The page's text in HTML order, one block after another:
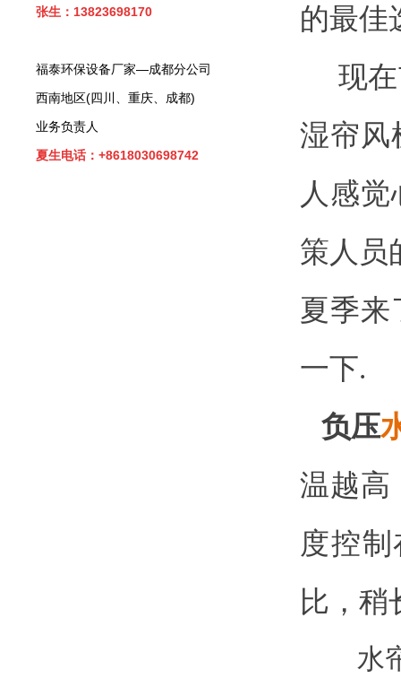
张生：13823698170
福泰环保设备厂家—成都分公司
西南地区(四川、重庆、成都)
业务负责人
夏生电话：+8618030698742
的最佳
现
湿帘风
人感
策人员
夏季来
一下.
负压
温越高
度控
比，稍
水帘